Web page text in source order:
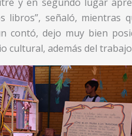
libros”, señaló, mientras
contó, dejo muy bien
cultural, además del